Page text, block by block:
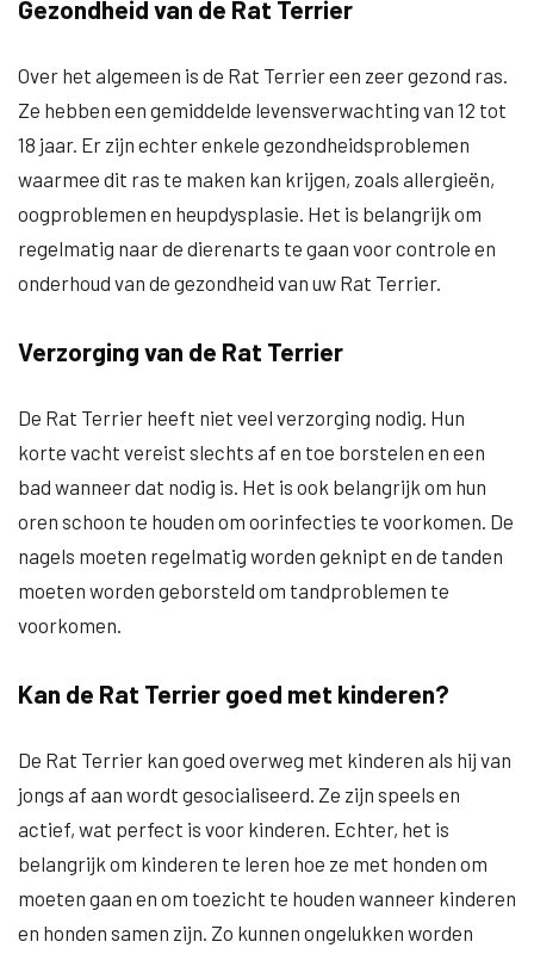
Gezondheid van de Rat Terrier
Over het algemeen is de Rat Terrier een zeer gezond ras.
Ze hebben een gemiddelde levensverwachting van 12 tot
18 jaar. Er zijn echter enkele gezondheidsproblemen
waarmee dit ras te maken kan krijgen, zoals allergieën,
oogproblemen en heupdysplasie. Het is belangrijk om
regelmatig naar de dierenarts te gaan voor controle en
onderhoud van de gezondheid van uw Rat Terrier.
Verzorging van de Rat Terrier
De Rat Terrier heeft niet veel verzorging nodig. Hun
korte vacht vereist slechts af en toe borstelen en een
bad wanneer dat nodig is. Het is ook belangrijk om hun
oren schoon te houden om oorinfecties te voorkomen. De
nagels moeten regelmatig worden geknipt en de tanden
moeten worden geborsteld om tandproblemen te
voorkomen.
Kan de Rat Terrier goed met kinderen?
De Rat Terrier kan goed overweg met kinderen als hij van
jongs af aan wordt gesocialiseerd. Ze zijn speels en
actief, wat perfect is voor kinderen. Echter, het is
belangrijk om kinderen te leren hoe ze met honden om
moeten gaan en om toezicht te houden wanneer kinderen
en honden samen zijn. Zo kunnen ongelukken worden